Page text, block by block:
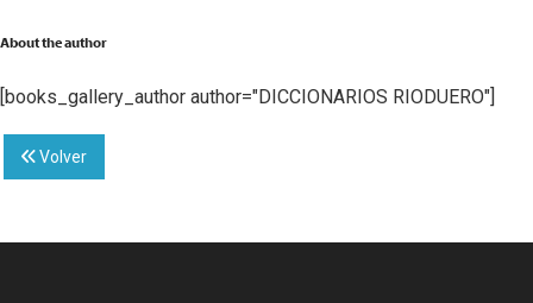
About the author
[books_gallery_author author="DICCIONARIOS RIODUERO"]
Volver